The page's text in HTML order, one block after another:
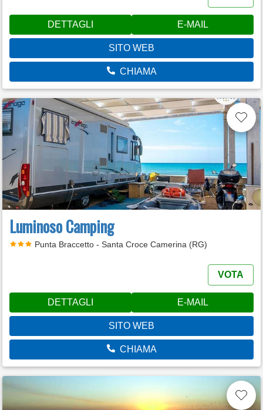
DETTAGLI E-MAIL
SITO WEB
CHIAMA
Luminoso Camping
Punta Braccetto - Santa Croce Camerina (RG)
VOTA
DETTAGLI E-MAIL
SITO WEB
CHIAMA